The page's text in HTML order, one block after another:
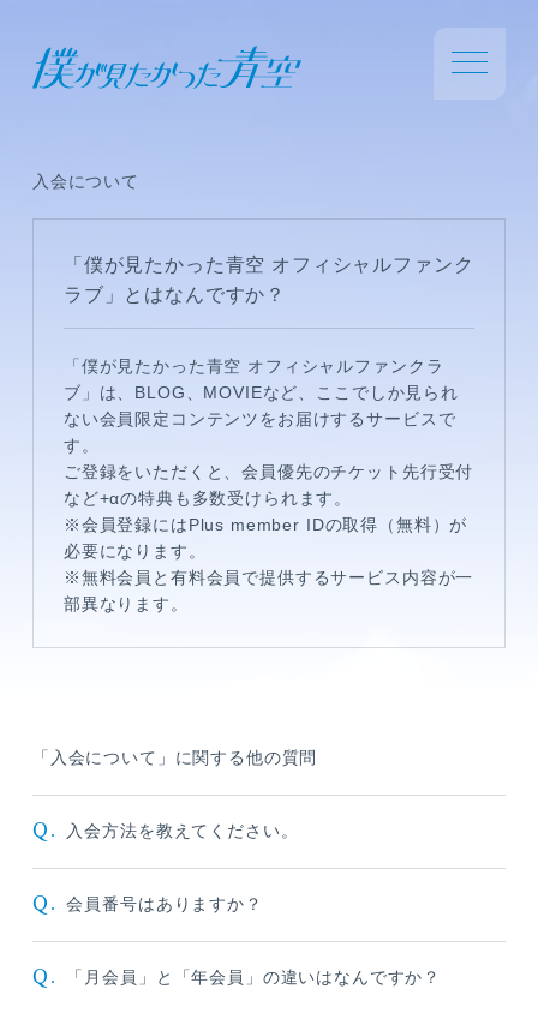
メンバーコンテンツ
入会について
「僕が見たかった青空 オフィシャルファンク
ラブ」とはなんですか？
「僕が見たかった青空 オフィシャルファンクラ
ブ」は、 BLOG、MOVIEなど、ここでしか見られ
ない会員限定コンテンツをお届けするサービスで
す。
ご登録をいただくと、会員優先のチケット先行受付
など+αの特典も多数受けられます。
※会員登録にはPlus member IDの取得（無料）が
必要になります。
※無料会員と有料会員で提供するサービス内容が一
部異なります。
「入会について」に関する他の質問
Q. 入会方法を教えてください。
Q. 会員番号はありますか？
Q. 「月会員」と「年会員」の違いはなんですか？